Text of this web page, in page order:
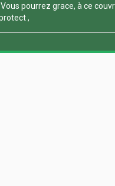
. Vous pourrez grace, à ce
,